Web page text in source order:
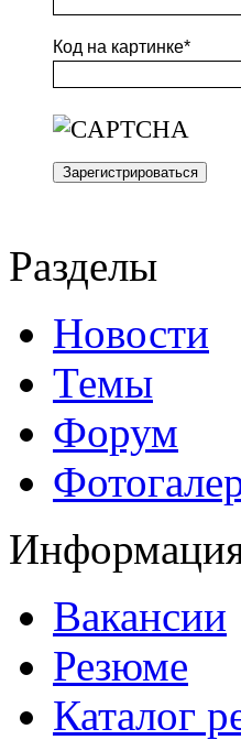
Код на картинке*
Разделы
Новости
Темы
Форум
Вакансии
Резюме
Каталог